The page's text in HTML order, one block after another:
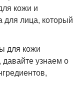
кожи и
лица, который
для кожи
давайте узнаем о